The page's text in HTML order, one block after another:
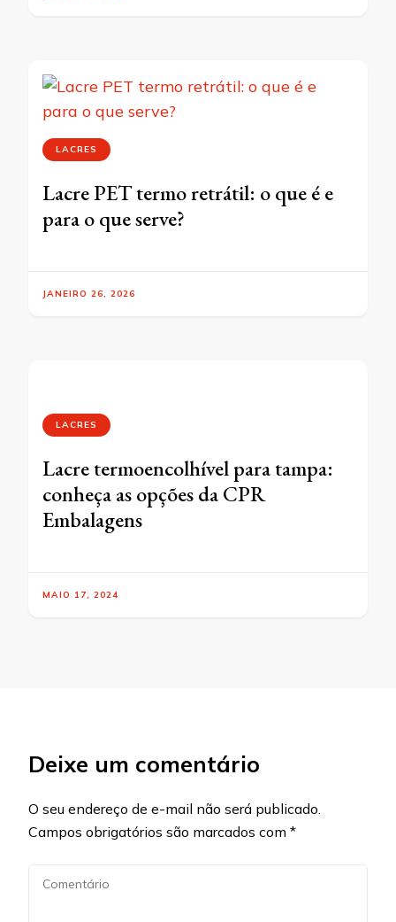
LACRES
Lacre PET termo retrátil: o que é e
para o que serve?
JANEIRO 26, 2026
LACRES
Lacre termoencolhível para tampa:
conheça as opções da CPR
Embalagens
MAIO 17, 2024
Deixe um comentário
O seu endereço de e-mail não será publicado.
Campos obrigatórios são marcados com *